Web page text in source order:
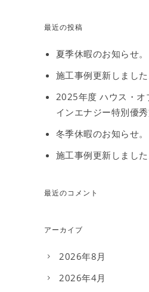
最近の投稿
夏季休暇のお知らせ。
施工事例更新しました
2025年度 ハウス・オ
インエナジー特別優
冬季休暇のお知らせ。
施工事例更新しました
最近のコメント
アーカイブ
2026年8月
2026年4月